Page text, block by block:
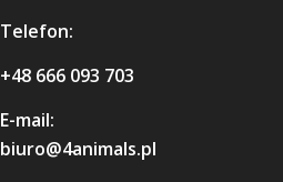
Telefon:
+48 666 093 703
E-mail:
biuro@4animals.pl